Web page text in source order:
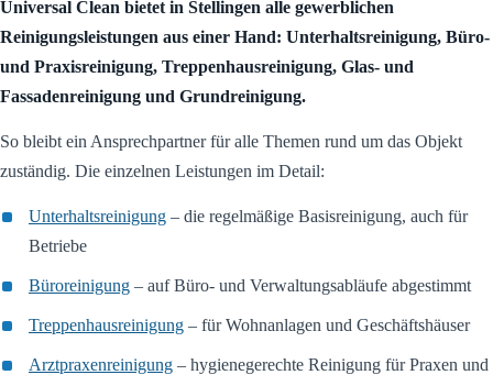
Universal Clean bietet in Stellingen alle gewerblichen
Reinigungsleistungen aus einer Hand: Unterhaltsreinigung, Büro-
und Praxisreinigung, Treppenhausreinigung, Glas- und
Fassadenreinigung und Grundreinigung.
So bleibt ein Ansprechpartner für alle Themen rund um das Objekt
zuständig. Die einzelnen Leistungen im Detail:
Unterhaltsreinigung – die regelmäßige Basisreinigung, auch für
Betriebe
Büroreinigung – auf Büro- und Verwaltungsabläufe abgestimmt
Treppenhausreinigung – für Wohnanlagen und Geschäftshäuser
Arztpraxenreinigung – hygienegerechte Reinigung für Praxen und